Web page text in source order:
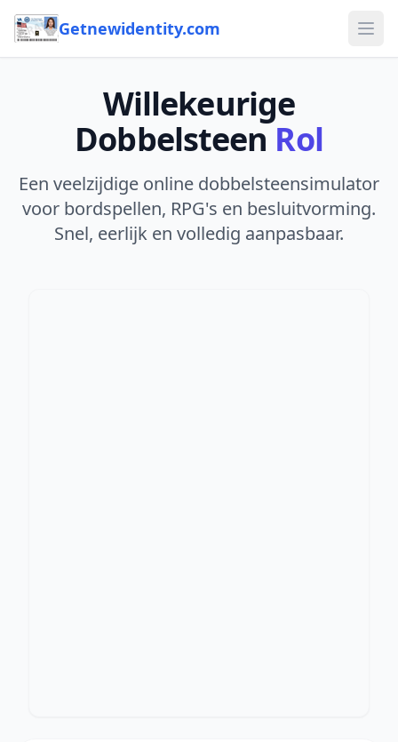
Getnewidentity.com
Willekeurige
Dobbelsteen Rol
Een veelzijdige online dobbelsteensimulator
voor bordspellen, RPG's en besluitvorming.
Snel, eerlijk en volledig aanpasbaar.